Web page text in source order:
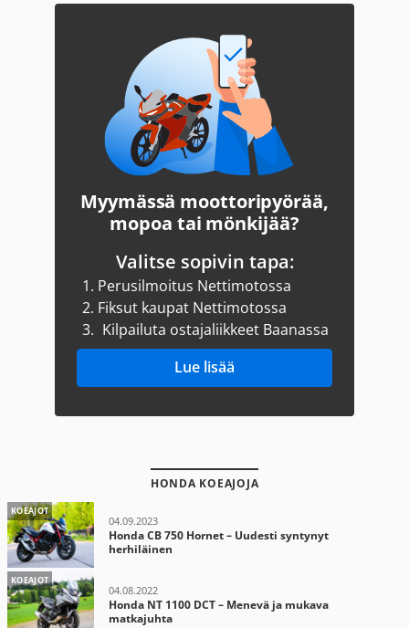
Myymässä moottoripyörää,
mopoa tai mönkijää?
Valitse sopivin tapa:
1. Perusilmoitus Nettimotossa
2. Fiksut kaupat Nettimotossa
3. Kilpailuta ostajaliikkeet Baanassa
Lue lisää
HONDA KOEAJOJA
KOEAJOT
04.09.2023
Honda CB 750 Hornet – Uudesti syntynyt
herhiläinen
KOEAJOT
04.08.2022
Honda NT 1100 DCT – Menevä ja mukava
matkajuhta